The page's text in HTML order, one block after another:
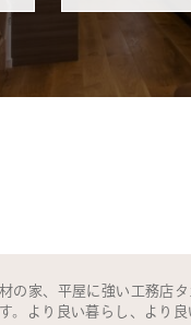
の家、平屋に強い工務店
。より良い暮らし、より